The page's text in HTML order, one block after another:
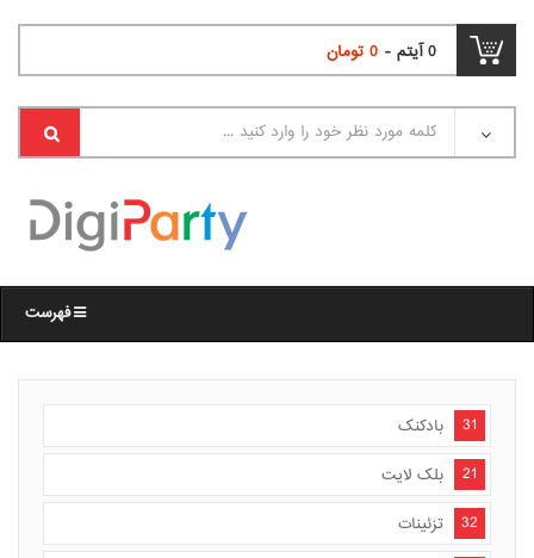
0آیتم - 0 تومان
فهرست
بادکنک
31
بلک لایت
21
تزئینات
32